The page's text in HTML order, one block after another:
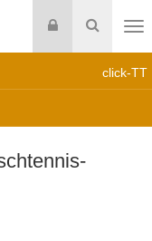
Suche
Login
click-TT